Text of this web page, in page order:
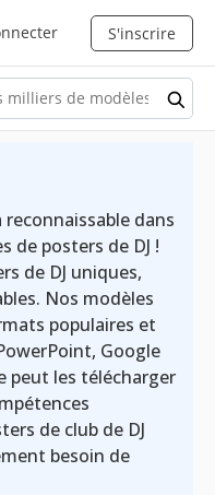
S'inscrire
dans
de posters de DJ !
de DJ uniques,
Nos modèles
populaires et
Google
peut les télécharger
de club de DJ
besoin de